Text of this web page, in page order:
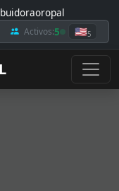
Activos:5 🇺🇸5